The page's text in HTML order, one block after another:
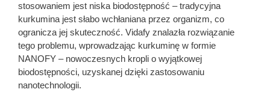
stosowaniem jest niska biodostępność – tradycyjna
kurkumina jest słabo wchłaniana przez organizm, co
ogranicza jej skuteczność. Vidafy znalazła rozwiązanie
tego problemu, wprowadzając kurkuminę w formie
NANOFY – nowoczesnych kropli o wyjątkowej
biodostępności, uzyskanej dzięki zastosowaniu
nanotechnologii.